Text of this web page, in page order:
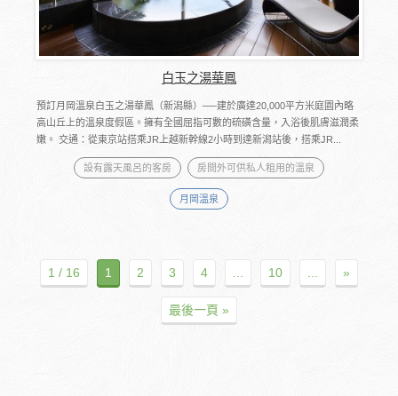
白玉之湯華鳳
預訂月岡溫泉白玉之湯華鳳（新潟縣）──建於廣達20,000平方米庭園內略
高山丘上的溫泉度假區。擁有全國屈指可數的硫磺含量，入浴後肌膚滋潤柔
嫩。 交通：從東京站搭乘JR上越新幹線2小時到達新潟站後，搭乘JR...
設有露天風呂的客房 房間外可供私人租用的溫泉
月岡溫泉
1 / 16 1 2 3 4 10 »
最後一頁 »